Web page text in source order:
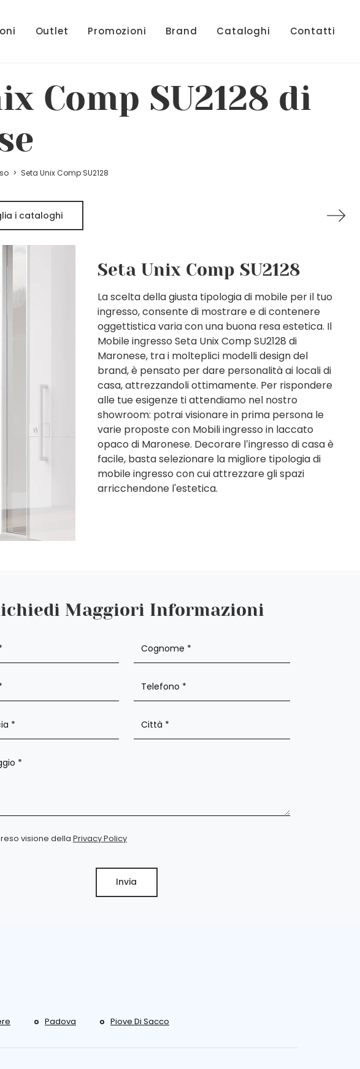
Outlet Promozioni Brand Cataloghi Contatti
Comp SU2128 di
> Seta Unix Comp SU2128
i cataloghi
Seta Unix Comp SU2128
La scelta della giusta tipologia di mobile per il tuo
ingresso, consente di mostrare e di contenere
oggettistica varia con una buona resa estetica. Il
Mobile ingresso Seta Unix Comp SU2128 di
Maronese, tra i molteplici modelli design del
brand, è pensato per dare personalità ai locali di
casa, attrezzandoli ottimamente. Per rispondere
alle tue esigenze ti attendiamo nel nostro
showroom: potrai visionare in prima persona le
varie proposte con Mobili ingresso in laccato
opaco di Maronese. Decorare l’ingresso di casa è
facile, basta selezionare la migliore tipologia di
mobile ingresso con cui attrezzare gli spazi
arricchendone l'estetica.
Maggiori Informazioni
visione della Privacy Policy
Invia
Padova Piove Di Sacco